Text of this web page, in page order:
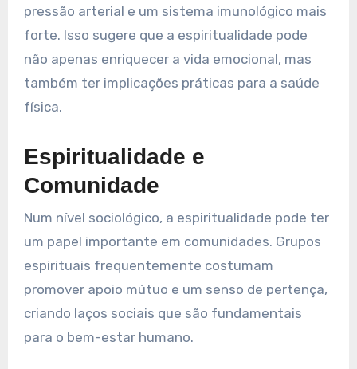
pressão arterial e um sistema imunológico mais
forte. Isso sugere que a espiritualidade pode
não apenas enriquecer a vida emocional, mas
também ter implicações práticas para a saúde
física.
Espiritualidade e
Comunidade
Num nível sociológico, a espiritualidade pode ter
um papel importante em comunidades. Grupos
espirituais frequentemente costumam
promover apoio mútuo e um senso de pertença,
criando laços sociais que são fundamentais
para o bem-estar humano.